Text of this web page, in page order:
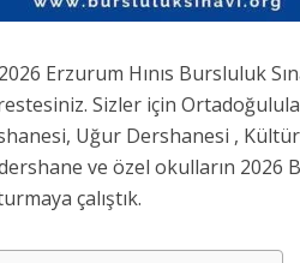
Erzurum Hınıs Bursluluk
Sizler için
Uğur Dershanesi ,
ve özel okulların 2026
çalıştık.